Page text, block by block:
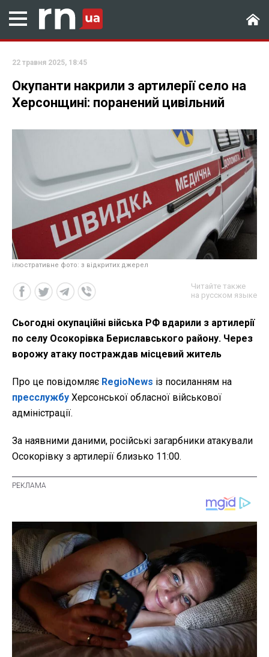
22 травня 2025, 18:45
Окупанти накрили з артилерії село на
Херсонщині: поранений цивільний
ілюстративне фото: з відкритих джерел
Читайте также
на русском языке
Сьогодні окупаційні війська РФ вдарили з артилерії
по селу Осокорівка Бериславського району. Через
ворожу атаку постраждав місцевий житель
Про це повідомляє RegioNews із посиланням на
пресслужбу Херсонської обласної військової
адміністрації.
За наявними даними, російські загарбники атакували
Осокорівку з артилерії близько 11:00.